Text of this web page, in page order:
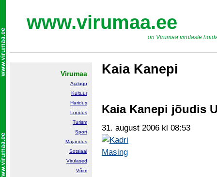
www.virumaa.ee
on Virumaa virulaste
Kaia Kanepi
Kaia Kanepi jõudis
31. august 2006 kl 08:53
Virumaa
Ajalugu
Kultuur
Haridus
Loodus
Turism
Sport
Majandus
Sotsiaal
Virulased
Võim